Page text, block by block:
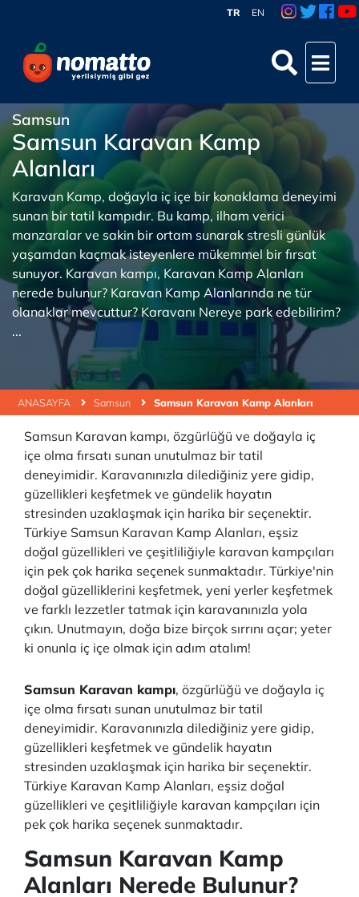
TR EN
ANASAYFA Samsun Samsun Karavan Kamp Alanları
Samsun
Samsun Karavan Kamp
Alanları
Karavan Kamp, doğayla iç içe bir konaklama deneyimi
sunan bir tatil kampıdır. Bu kamp, ​​ilham verici
manzaralar ve sakin bir ortam sunarak stresli günlük
yaşamdan kaçmak isteyenlere mükemmel bir fırsat
sunuyor. Karavan kampı, Karavan Kamp Alanları
nerede bulunur? Karavan Kamp Alanlarında ne tür
olanaklar mevcuttur? Karavanı Nereye park edebilirim?
...
Samsun Karavan kampı, özgürlüğü ve doğayla iç
içe olma fırsatı sunan unutulmaz bir tatil
deneyimidir. Karavanınızla dilediğiniz yere gidip,
güzellikleri keşfetmek ve gündelik hayatın
stresinden uzaklaşmak için harika bir seçenektir.
Türkiye Samsun Karavan Kamp Alanları, eşsiz
doğal güzellikleri ve çeşitliliğiyle karavan kampçıları
için pek çok harika seçenek sunmaktadır. Türkiye'nin
doğal güzelliklerini keşfetmek, yeni yerler keşfetmek
ve farklı lezzetler tatmak için karavanınızla yola
çıkın. Unutmayın, doğa bize birçok sırrını açar; yeter
ki onunla iç içe olmak için adım atalım!
Samsun Karavan kampı, özgürlüğü ve doğayla iç
içe olma fırsatı sunan unutulmaz bir tatil
deneyimidir. Karavanınızla dilediğiniz yere gidip,
güzellikleri keşfetmek ve gündelik hayatın
stresinden uzaklaşmak için harika bir seçenektir.
Türkiye Karavan Kamp Alanları, eşsiz doğal
güzellikleri ve çeşitliliğiyle karavan kampçıları için
pek çok harika seçenek sunmaktadır.
Samsun Karavan Kamp
Alanları Nerede Bulunur?